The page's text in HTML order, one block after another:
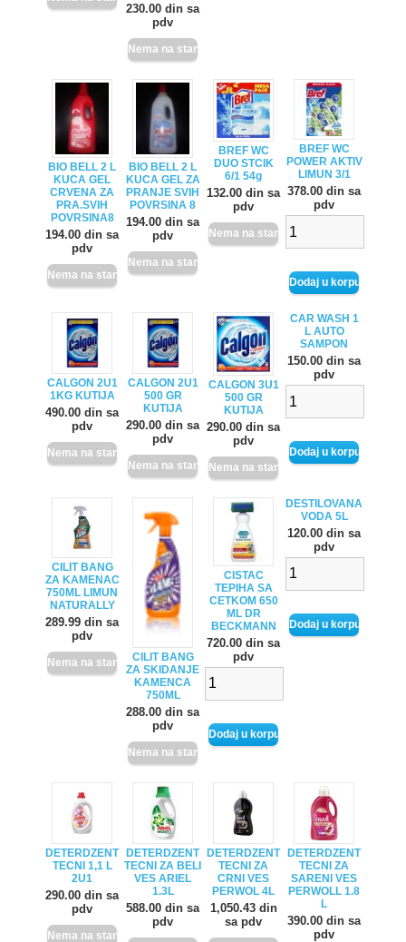
230.00 din sa
pdv
BIO BELL 2 L
KUCA GEL
CRVENA ZA
PRA.SVIH
POVRSINA8
194.00 din sa
pdv
BIO BELL 2 L
KUCA GEL ZA
PRANJE SVIH
POVRSINA 8
194.00 din sa
pdv
BREF WC
DUO STCIK
6/1 54g
132.00 din sa
pdv
BREF WC
POWER AKTIV
LIMUN 3/1
378.00 din sa
pdv
CALGON 2U1
1KG KUTIJA
490.00 din sa
pdv
CALGON 2U1
500 GR
KUTIJA
290.00 din sa
pdv
CALGON 3U1
500 GR
KUTIJA
290.00 din sa
pdv
CAR WASH 1
L AUTO
SAMPON
150.00 din sa
pdv
CILIT BANG
ZA KAMENAC
750ML LIMUN
NATURALLY
289.99 din sa
pdv
CILIT BANG
ZA SKIDANJE
KAMENCA
750ML
288.00 din sa
pdv
CISTAC
TEPIHA SA
CETKOM 650
ML DR
BECKMANN
720.00 din sa
pdv
DESTILOVANA
VODA 5L
120.00 din sa
pdv
DETERDZENT
TECNI 1,1 L
2U1
290.00 din sa
pdv
DETERDZENT
TECNI ZA BELI
VES ARIEL
1.3L
588.00 din sa
pdv
DETERDZENT
TECNI ZA
CRNI VES
PERWOL 4L
1,050.43 din
sa pdv
DETERDZENT
TECNI ZA
SARENI VES
PERWOLL 1.8
L
390.00 din sa
pdv